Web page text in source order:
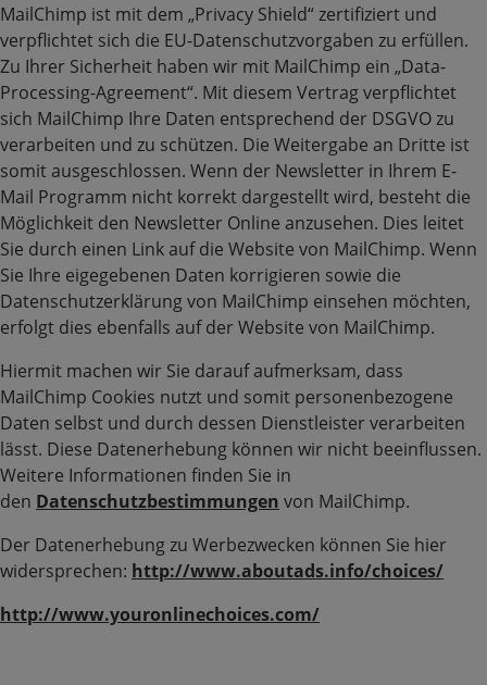
MailChimp ist mit dem „Privacy Shield“ zertifiziert und
verpflichtet sich die EU-Datenschutzvorgaben zu erfüllen.
Zu Ihrer Sicherheit haben wir mit MailChimp ein „Data-
Processing-Agreement“. Mit diesem Vertrag verpflichtet
sich MailChimp Ihre Daten entsprechend der DSGVO zu
verarbeiten und zu schützen. Die Weitergabe an Dritte ist
somit ausgeschlossen. Wenn der Newsletter in Ihrem E-
Mail Programm nicht korrekt dargestellt wird, besteht die
Möglichkeit den Newsletter Online anzusehen. Dies leitet
Sie durch einen Link auf die Website von MailChimp. Wenn
Sie Ihre eigegebenen Daten korrigieren sowie die
Datenschutzerklärung von MailChimp einsehen möchten,
erfolgt dies ebenfalls auf der Website von MailChimp.
Hiermit machen wir Sie darauf aufmerksam, dass
MailChimp Cookies nutzt und somit personenbezogene
Daten selbst und durch dessen Dienstleister verarbeiten
lässt. Diese Datenerhebung können wir nicht beeinflussen.
Weitere Informationen finden Sie in
den Datenschutzbestimmungen von MailChimp.
Der Datenerhebung zu Werbezwecken können Sie hier
widersprechen: http://www.aboutads.info/choices/
http://www.youronlinechoices.com/